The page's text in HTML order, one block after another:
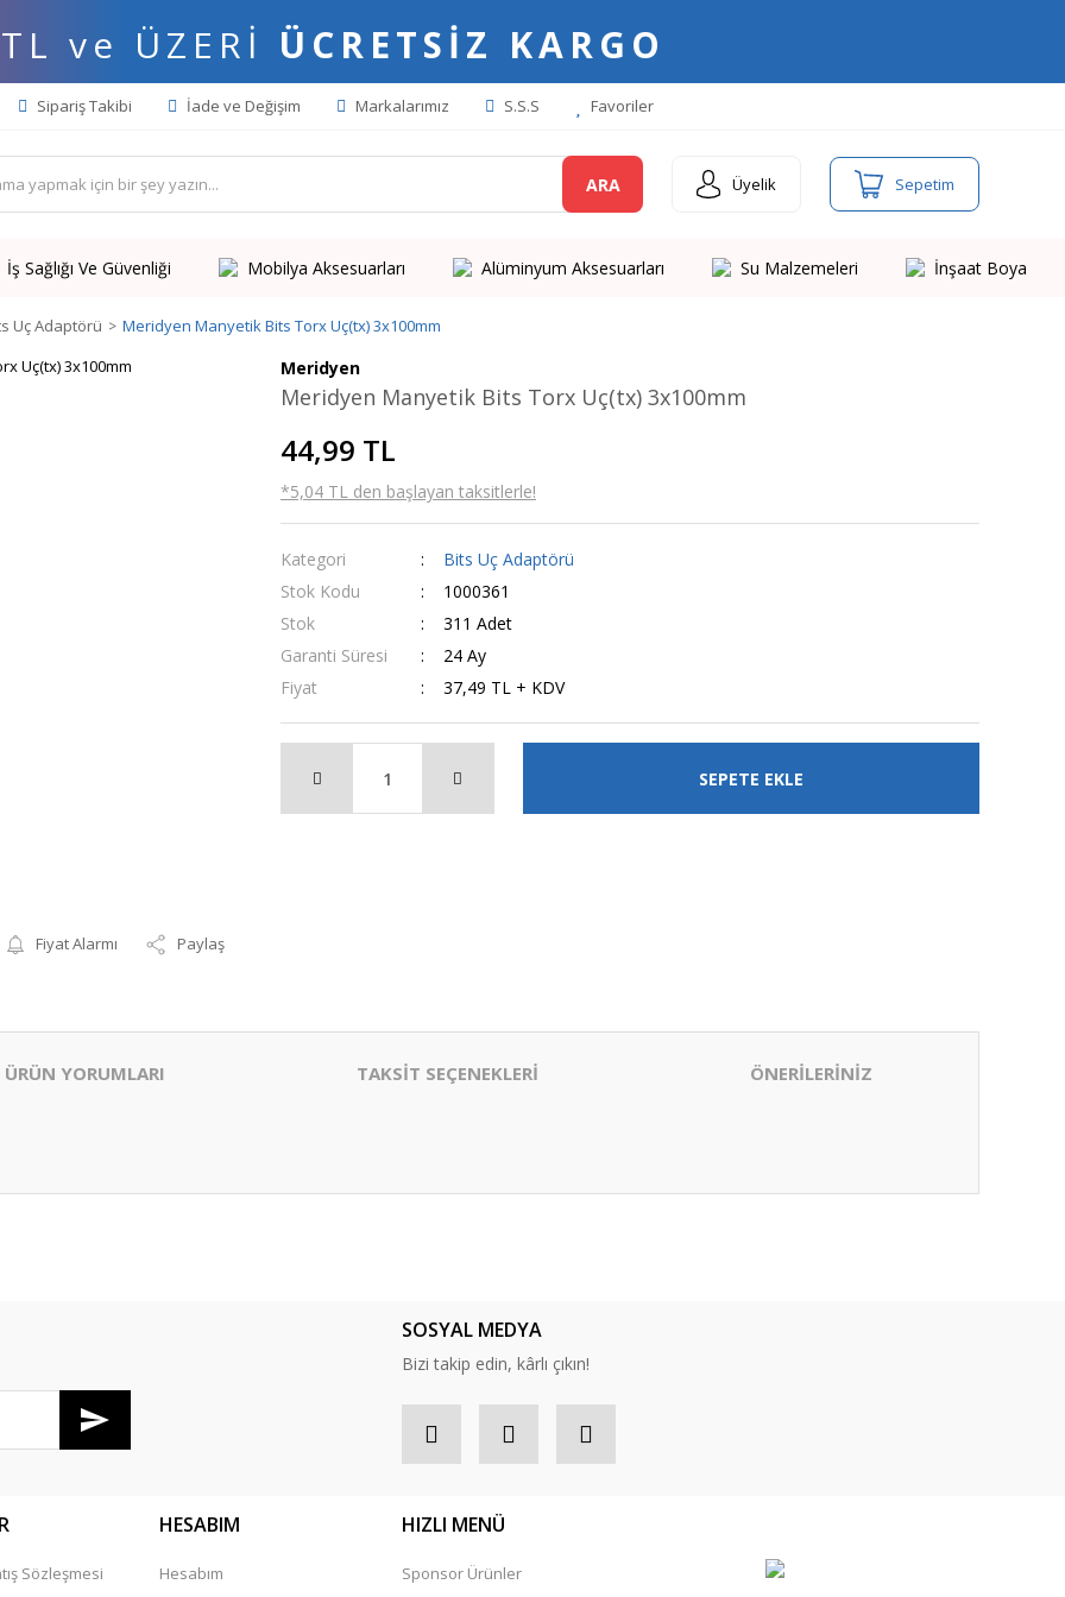
ve ÜZERİ ÜCRETSİZ KARGO
Sipariş Takibi İade ve Değişim Markalarımız S.S.S Favoriler
ARA Üyelik Sepetim
İş Sağlığı Ve Güvenliği Mobilya Aksesuarları Alüminyum Aksesuarları Su Malzemeleri İnşaat Boya
Uç Adaptörü Meridyen Manyetik Bits Torx Uç(tx) 3x100mm
Fiyat Alarmı Paylaş
Meridyen
Meridyen Manyetik Bits Torx Uç(tx) 3x100mm
44,99 TL
*5,04 TL den başlayan taksitlerle!
Kategori
Bits Uç Adaptörü
Stok Kodu
1000361
Stok
311 Adet
Garanti Süresi
24 Ay
Fiyat
37,49 TL + KDV
SEPETE EKLE
ÜRÜN YORUMLARI TAKSİT SEÇENEKLERİ ÖNERİLERİNİZ
SOSYAL MEDYA
Bizi takip edin, kârlı çıkın!
Sözleşmesi
HESABIM
Hesabım
HIZLI MENÜ
Sponsor Ürünler